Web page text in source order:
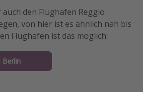
den Flughafen Reggio
von hier ist es ähnlich nah bis
Flughäfen ist das möglich:
Berlin